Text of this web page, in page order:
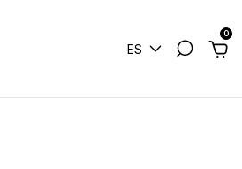
ES
0